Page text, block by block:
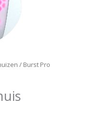
/ Burst Pro